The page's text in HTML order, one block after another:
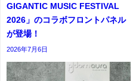
GIGANTIC MUSIC FESTIVAL
2026」のコラボフロントパネル
が登場！
2026年7月6日